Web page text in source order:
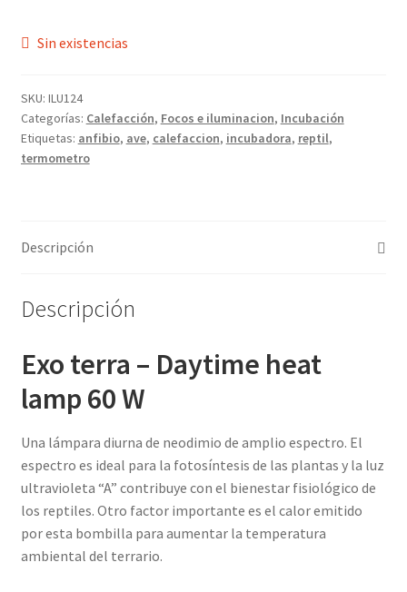
Sin existencias
SKU: ILU124
Categorías: Calefacción, Focos e iluminacion, Incubación
Etiquetas: anfibio, ave, calefaccion, incubadora, reptil,
termometro
Descripción
Descripción
Exo terra – Daytime heat
lamp 60 W
Una lámpara diurna de neodimio de amplio espectro. El
espectro es ideal para la fotosíntesis de las plantas y la luz
ultravioleta “A” contribuye con el bienestar fisiológico de
los reptiles. Otro factor importante es el calor emitido
por esta bombilla para aumentar la temperatura
ambiental del terrario.